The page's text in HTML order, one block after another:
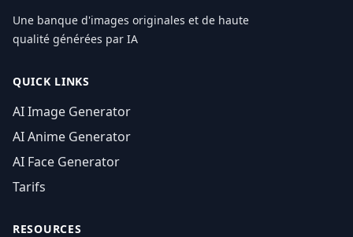
Une banque d'images originales et de haute
qualité générées par IA
QUICK LINKS
AI Image Generator
AI Anime Generator
AI Face Generator
Tarifs
RESOURCES